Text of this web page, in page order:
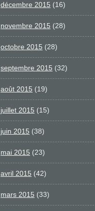
décembre 2015 (16)
novembre 2015 (28)
octobre 2015 (28)
septembre 2015 (32)
août 2015 (19)
juillet 2015 (15)
juin 2015 (38)
mai 2015 (23)
avril 2015 (42)
mars 2015 (33)